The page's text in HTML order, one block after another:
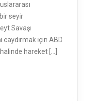
seyir
Savaşı
caydırmak için ABD
hareket […]